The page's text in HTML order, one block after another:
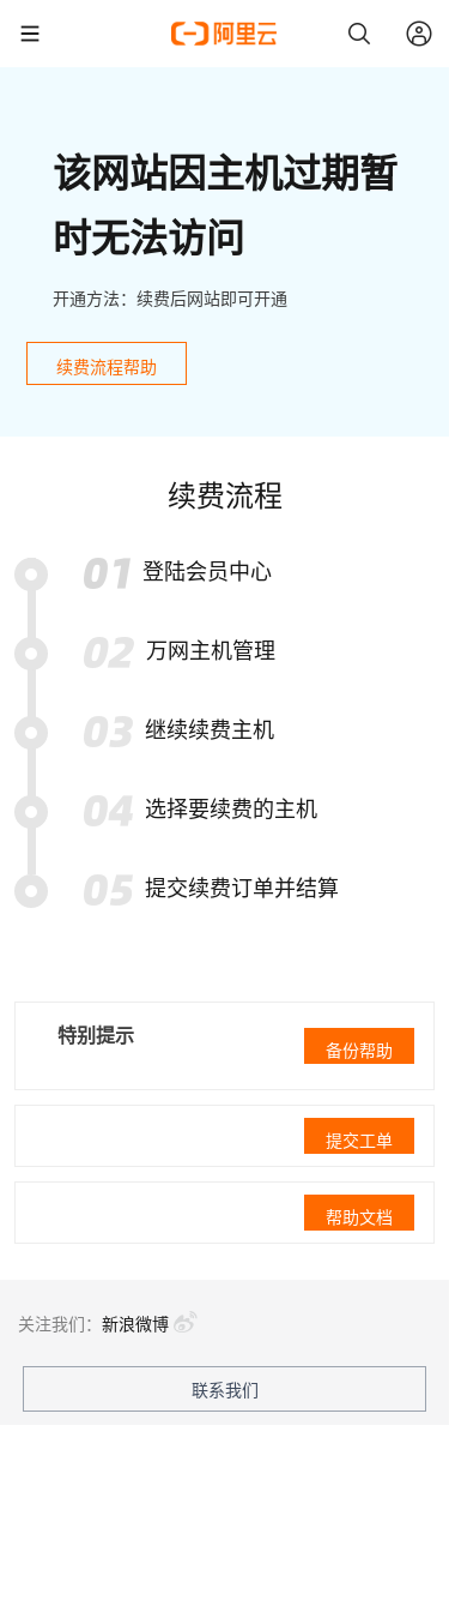
该网站因主机过期暂
时无法访问
开通方法：续费后网站即可开通
续费流程帮助
续费流程
登陆会员中心
万网主机管理
继续续费主机
选择要续费的主机
提交续费订单并结算
特别提示
备份帮助
提交工单
帮助文档